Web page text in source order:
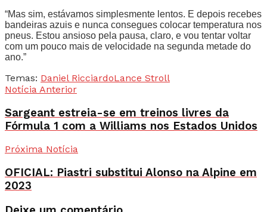
“Mas sim, estávamos simplesmente lentos. E depois recebes
bandeiras azuis e nunca consegues colocar temperatura nos
pneus. Estou ansioso pela pausa, claro, e vou tentar voltar
com um pouco mais de velocidade na segunda metade do
ano.”
Temas: Daniel RicciardoLance Stroll
Notícia Anterior
Sargeant estreia-se em treinos livres da
Fórmula 1 com a Williams nos Estados Unidos
Próxima Notícia
OFICIAL: Piastri substitui Alonso na Alpine em
2023